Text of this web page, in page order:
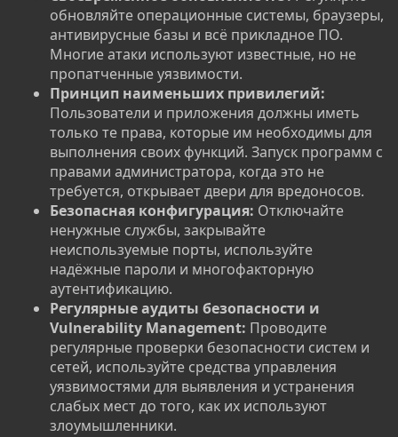
обновляйте операционные системы, браузеры,
антивирусные базы и всё прикладное ПО.
Многие атаки используют известные, но не
пропатченные уязвимости.
Принцип наименьших привилегий:
Пользователи и приложения должны иметь
только те права, которые им необходимы для
выполнения своих функций. Запуск программ с
правами администратора, когда это не
требуется, открывает двери для вредоносов.
Безопасная конфигурация: Отключайте
ненужные службы, закрывайте
неиспользуемые порты, используйте
надёжные пароли и многофакторную
аутентификацию.
Регулярные аудиты безопасности и
Vulnerability Management: Проводите
регулярные проверки безопасности систем и
сетей, используйте средства управления
уязвимостями для выявления и устранения
слабых мест до того, как их используют
злоумышленники.